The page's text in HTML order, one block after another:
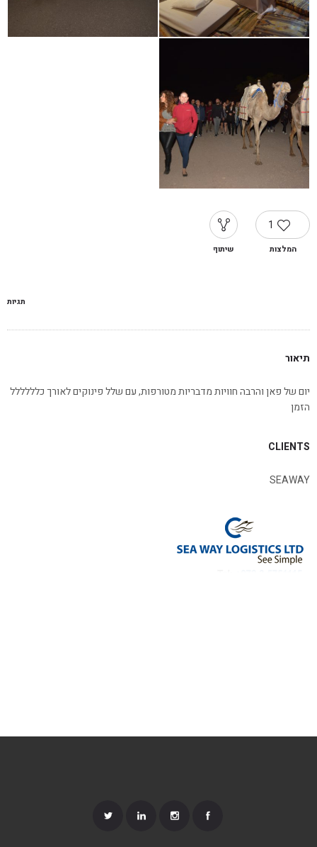
1
המלצות שיתוף
תגיות
תיאור
יום של פאן והרבה חוויות מדבריות מטורפות, עם שלל פינוקים לאורך כלללללל
הזמן
CLIENTS
SEAWAY